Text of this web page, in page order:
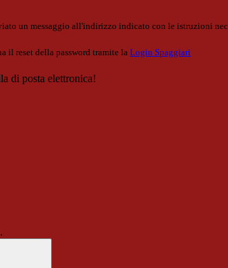
un messaggio all'indirizzo indicato con le istruzioni
il reset della password tramite la Login Spaggiari
di posta elettronica!